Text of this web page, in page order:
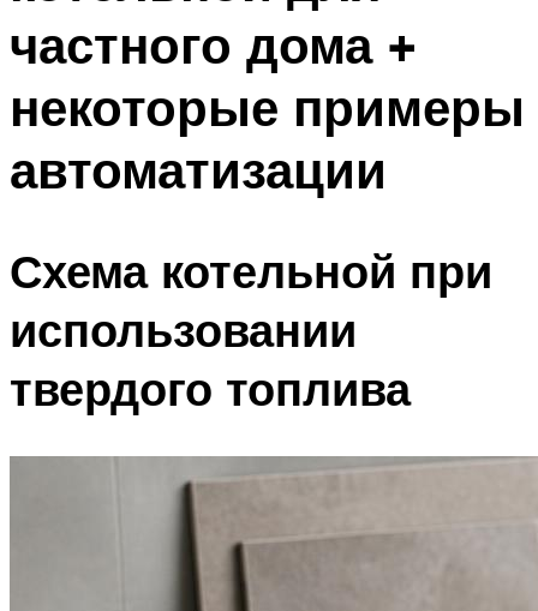
частного дома +
некоторые примеры
автоматизации
Схема котельной при
использовании
твердого топлива